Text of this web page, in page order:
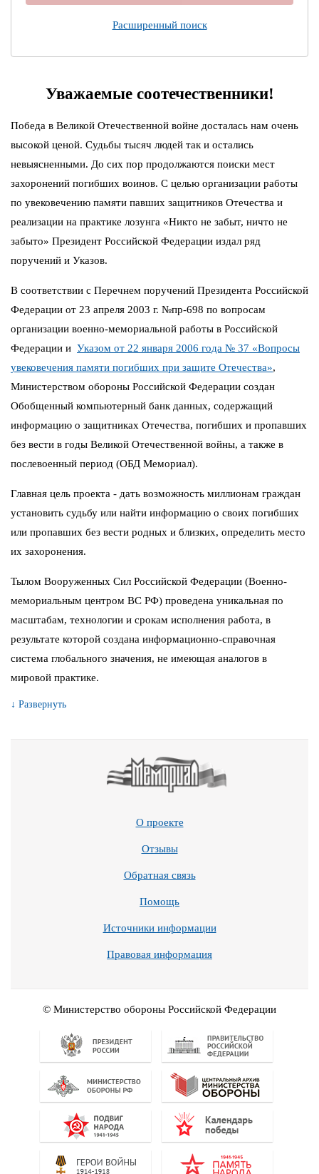
Расширенный поиск
Уважаемые соотечественники!
Победа в Великой Отечественной войне досталась нам очень
высокой ценой. Судьбы тысяч людей так и остались
невыясненными. До сих пор продолжаются поиски мест
захоронений погибших воинов. С целью организации работы
по увековечению памяти павших защитников Отечества и
реализации на практике лозунга «Никто не забыт, ничто не
забыто» Президент Российской Федерации издал ряд
поручений и Указов.
В соответствии с Перечнем поручений Президента Российской
Федерации от 23 апреля 2003 г. №пр-698 по вопросам
организации военно-мемориальной работы в Российской
Федерации и Указом от 22 января 2006 года № 37 «Вопросы
увековечения памяти погибших при защите Отечества»,
Министерством обороны Российской Федерации создан
Обобщенный компьютерный банк данных, содержащий
информацию о защитниках Отечества, погибших и пропавших
без вести в годы Великой Отечественной войны, а также в
послевоенный период (ОБД Мемориал).
Главная цель проекта - дать возможность миллионам граждан
установить судьбу или найти информацию о своих погибших
или пропавших без вести родных и близких, определить место
их захоронения.
Тылом Вооруженных Сил Российской Федерации (Военно-
мемориальным центром ВС РФ) проведена уникальная по
масштабам, технологии и срокам исполнения работа, в
результате которой создана информационно-справочная
система глобального значения, не имеющая аналогов в
мировой практике.
↓ Развернуть
О проекте
Отзывы
Обратная связь
Помощь
Источники информации
Правовая информация
© Министерство обороны Российской Федерации